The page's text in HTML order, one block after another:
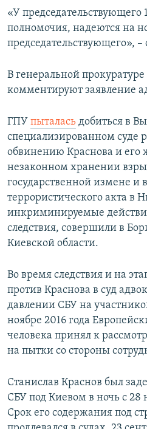
«У председательствующего
полномочия, надеются на
председательствующего»,
В генеральной
комментируют заявление
ГПУ пыталась добиться в
специализированном суде
обвинению Краснова и
незаконном хранении
государственной измене и
террористического акта в
инкриминируемые
следствия, совершили в
Киевской области.
Во время следствия и на
против Краснова в суд
давлении СБУ на
ноябре 2016 года
человека принял к
на пытки со стороны
Станислав Краснов был
СБУ под Киевом в ночь с 28
Срок его содержания под